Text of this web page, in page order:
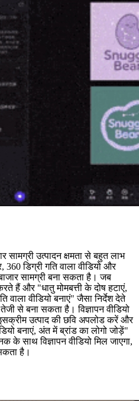
सामग्री उत्पादन क्षमता से बहुत लाभ
डिग्री गति वाला वीडियो और
सामग्री बना सकता है। जब
हैं और "धातु मोमबत्ती के दोष हटाएं,
वाला वीडियो बनाएं" जैसा निर्देश देते
से बना सकता है। विज्ञापन वीडियो
उत्पाद की छवि अपलोड करें और
बनाएं, अंत में ब्रांड का लोगो जोड़ें"
साथ विज्ञापन वीडियो मिल जाएगा,
है।